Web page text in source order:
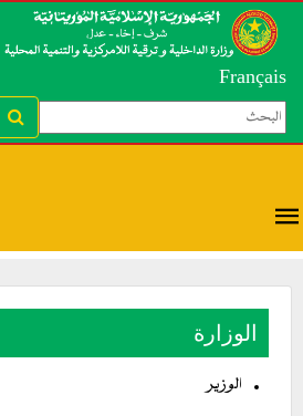
Français
الوزارة
الوزير